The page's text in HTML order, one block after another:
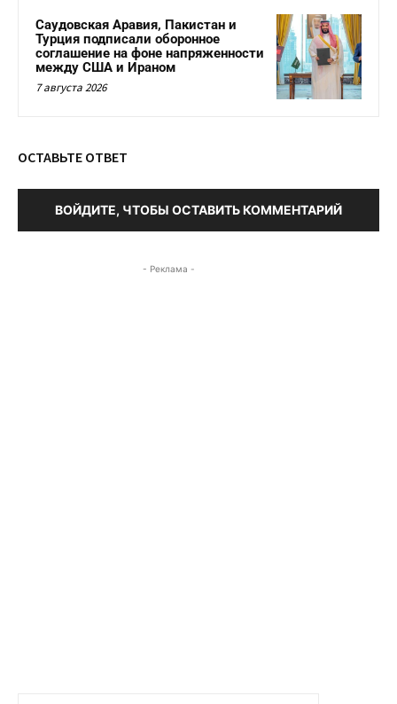
Саудовская Аравия, Пакистан и
Турция подписали оборонное
соглашение на фоне напряженности
между США и Ираном
7 августа 2026
ОСТАВЬТЕ ОТВЕТ
ВОЙДИТЕ, ЧТОБЫ ОСТАВИТЬ КОММЕНТАРИЙ
- Реклама -